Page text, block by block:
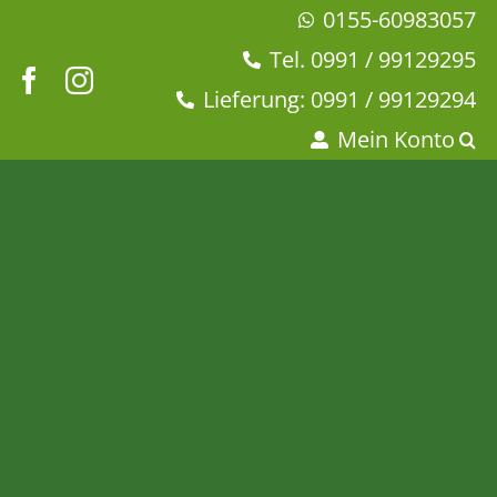
springen
0155-60983057
Tel. 0991 / 99129295
Lieferung: 0991 / 99129294
Mein Konto